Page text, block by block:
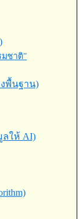
มชาติ”
งพื้นฐาน)
ลให้ AI)